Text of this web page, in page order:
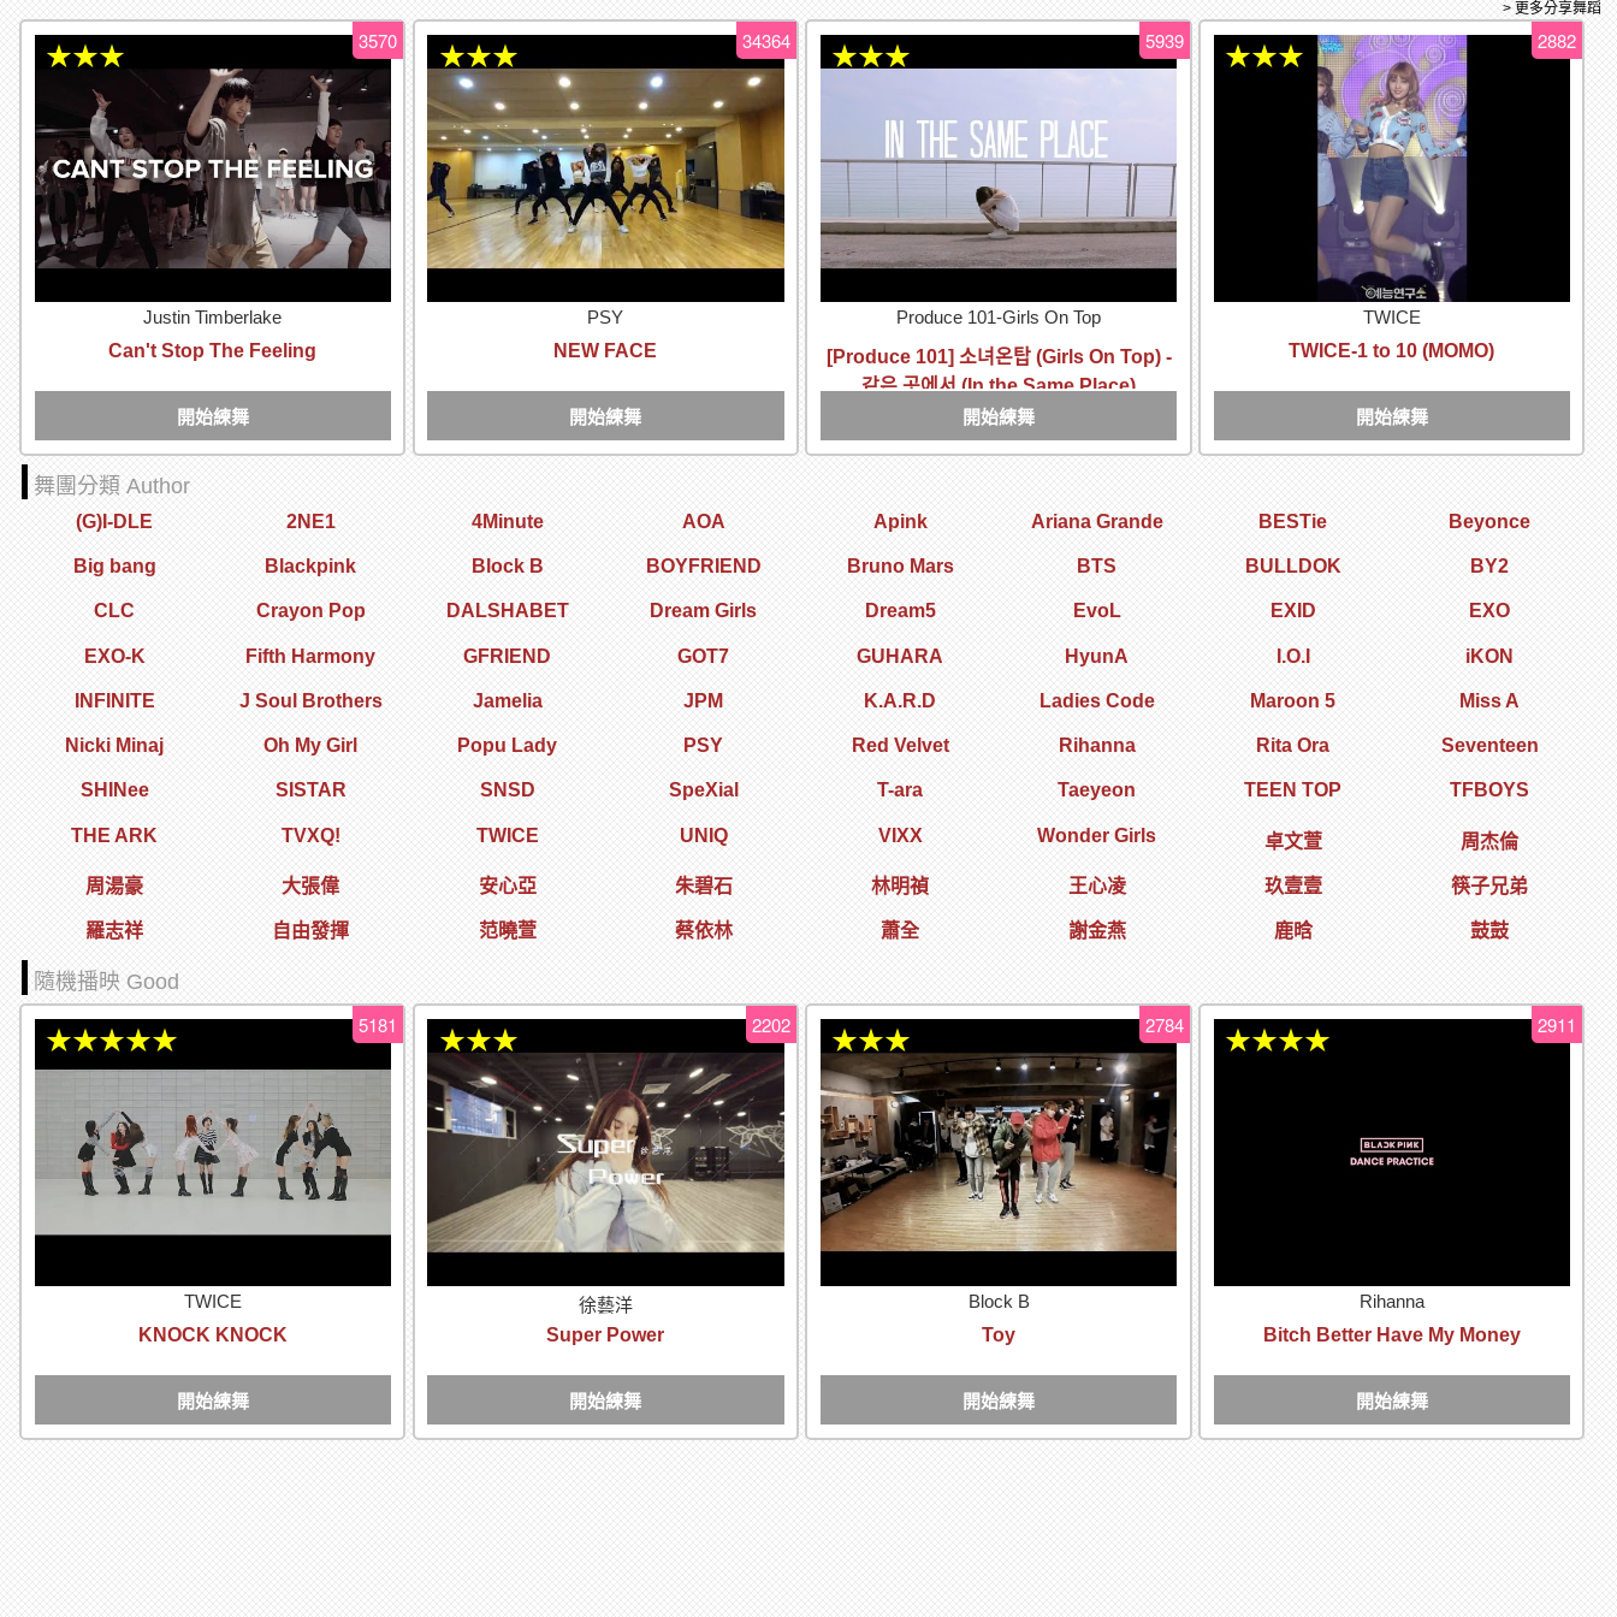
> 更多分享舞蹈
Justin Timberlake
Can't Stop The Feeling
開始練舞
3570
★★★
PSY
NEW FACE
開始練舞
34364
★★★
Produce 101-Girls On Top
[Produce 101] 소녀온탑 (Girls On Top) -
같은 곳에서 (In the Same Place)
開始練舞
5939
★★★
TWICE
TWICE-1 to 10 (MOMO)
開始練舞
2882
★★★
舞團分類 Author
(G)I-DLE 2NE1 4Minute AOA Apink Ariana Grande BESTie Beyonce
Big bang Blackpink Block B BOYFRIEND Bruno Mars BTS BULLDOK BY2
CLC Crayon Pop DALSHABET Dream Girls Dream5 EvoL EXID EXO
EXO-K Fifth Harmony GFRIEND GOT7 GUHARA HyunA I.O.I iKON
INFINITE J Soul Brothers Jamelia JPM K.A.R.D Ladies Code Maroon 5 Miss A
Nicki Minaj Oh My Girl Popu Lady PSY Red Velvet Rihanna Rita Ora Seventeen
SHINee SISTAR SNSD SpeXial T-ara Taeyeon TEEN TOP TFBOYS
THE ARK TVXQ! TWICE UNIQ VIXX Wonder Girls 卓文萱 周杰倫
周湯豪 大張偉 安心亞 朱碧石 林明禎 王心凌 玖壹壹 筷子兄弟
羅志祥 自由發揮 范曉萱 蔡依林 蕭全 謝金燕 鹿晗 鼓鼓
隨機播映 Good
TWICE
KNOCK KNOCK
開始練舞
5181
★★★★★
徐藝洋
Super Power
開始練舞
2202
★★★
Block B
Toy
開始練舞
2784
★★★
Rihanna
Bitch Better Have My Money
開始練舞
2911
★★★★